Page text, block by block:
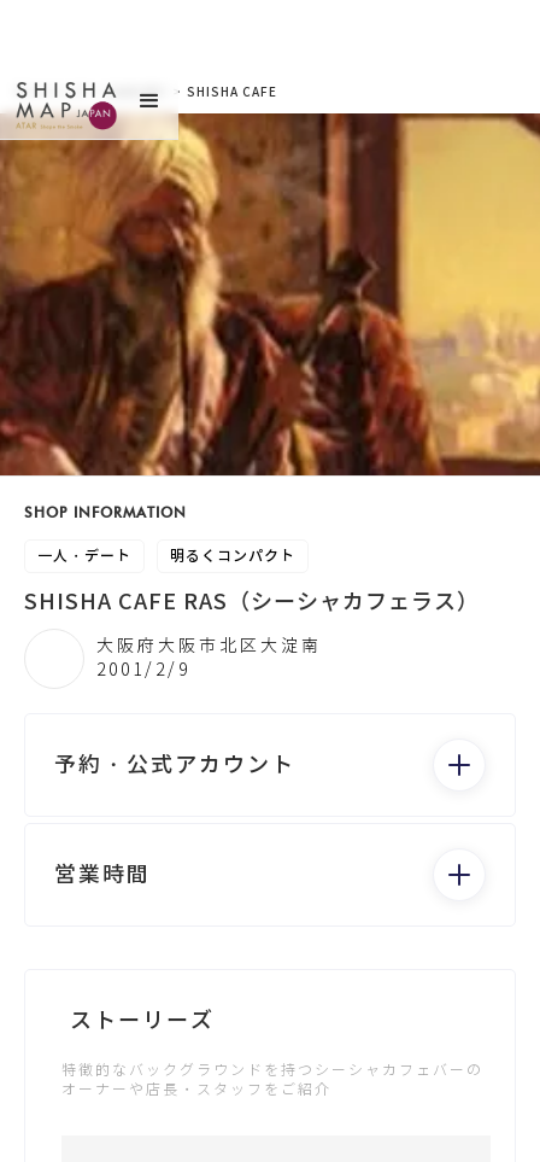
サイトトップ > お店を探す > SHISHA CAFE
RAS（シーシャカフェ
ラス）
SHOP INFORMATION
一人・デート 明るくコンパクト
SHISHA CAFE RAS（シーシャカフェラス）
大阪府大阪市北区大淀南
2001/2/9
予約・公式アカウント
電話する
公式サイトが未登録です
営業時間
木： -
土： -
日： -
ストーリーズ
特徴的なバックグラウンドを持つシーシャカフェバーの
オーナーや店長・スタッフをご紹介